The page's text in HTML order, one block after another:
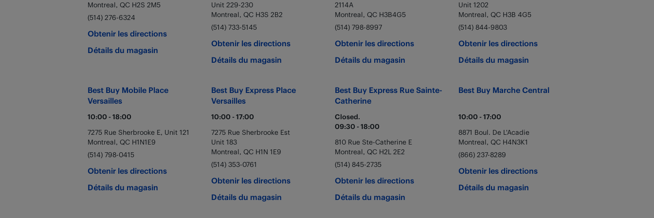
Montreal, QC H2S 2M5
(514) 276-6324
Obtenir les directions
Détails du magasin
Unit 229-230
Montreal, QC H3S 2B2
(514) 733-5145
Obtenir les directions
Détails du magasin
2114A
Montreal, QC H3B4G5
(514) 798-8997
Obtenir les directions
Détails du magasin
Unit 1202
Montreal, QC H3B 4G5
(514) 844-9803
Obtenir les directions
Détails du magasin
Best Buy Mobile Place
Versailles
10:00 - 18:00
7275 Rue Sherbrooke E, Unit 121
Montreal, QC H1N1E9
(514) 798-0415
Obtenir les directions
Détails du magasin
Best Buy Express Place
Versailles
10:00 - 17:00
7275 Rue Sherbrooke Est
Unit 183
Montreal, QC H1N 1E9
(514) 353-0761
Obtenir les directions
Détails du magasin
Best Buy Express Rue Sainte-
Catherine
Closed.
09:30 - 18:00
810 Rue Ste-Catherine E
Montreal, QC H2L 2E2
(514) 845-2735
Obtenir les directions
Détails du magasin
Best Buy Marche Central
10:00 - 17:00
8871 Boul. De L'Acadie
Montreal, QC H4N3K1
(866) 237-8289
Obtenir les directions
Détails du magasin